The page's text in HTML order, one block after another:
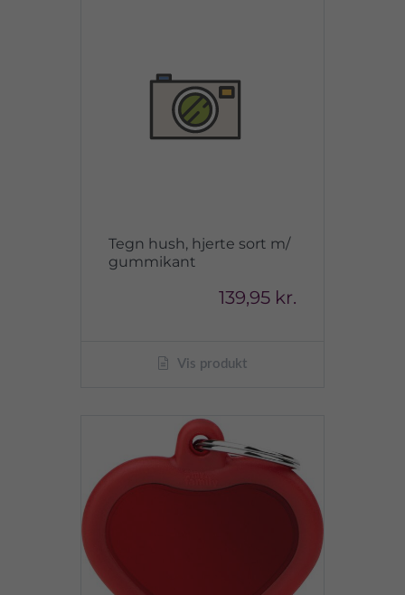
Tegn hush, hjerte sort m/
gummikant
139,95 kr.
Vis produkt